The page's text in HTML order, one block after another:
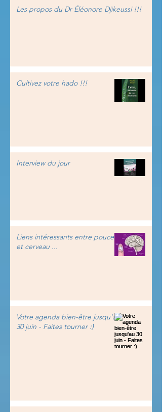
Les propos du Dr Éléonore Djikeussi !!!
Cultivez votre hado !!!
Interview du jour
Liens intéressants entre pouce
et cerveau ...
Votre agenda bien-être jusqu'au
30 juin - Faites tourner :)